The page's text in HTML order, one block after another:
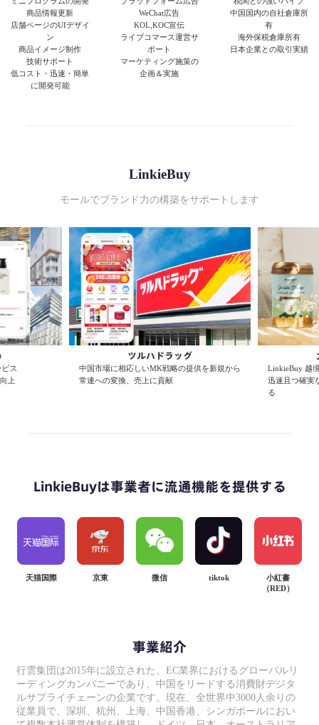
商品情報更新
店舗ページのUIデザイ
ン
商品イメージ制作
技術サポート
低コスト・迅速・簡単
に開発可能
WeChat広告
KOL,KOC宣伝
ライブコマース運営サ
ポート
マーケティング施策の
企画＆実施
中国国内の自社倉庫所
有
海外保税倉庫所有
日本企業との取引実績
LinkieBuy
モールでブランド力の構築をサポートします
ス
上
ツルハドラッグ
中国市場に相応しいMK戦略の提供を新規から
常連への変換、売上に貢献
LinkieBuy 越
迅速且つ確実
る
LinkieBuyは事業者に流通機能を提供する
天猫国際 京東 微信 tiktok
小紅書
（RED）
事業紹介
行雲集団は2015年に設立された、EC業界におけるグローバルリ
ーディングカンパニーであり、中国をリードする消費財デジタ
ルサプライチェーンの企業です。現在、全世界中3000人余りの
従業員で、深圳、杭州、上海、中国香港、シンガポールにおい